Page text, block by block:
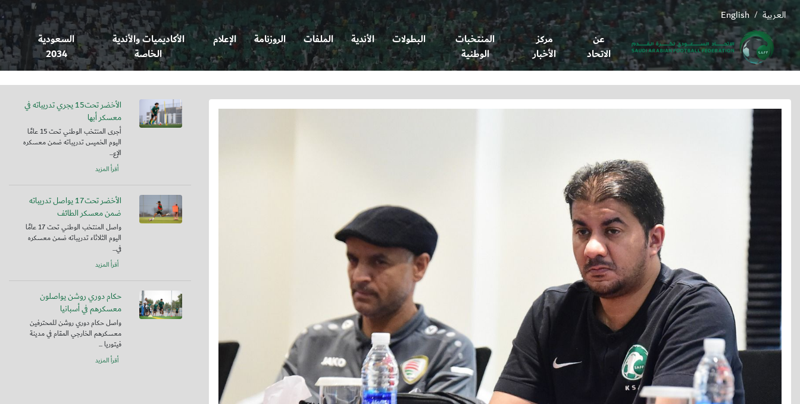
English / العربية
عن
الاتحاد
مركز
الأخبار
المنتخبات
الوطنية
البطولات الأندية الملفات الروزنامة الإعلام
الأكاديميات والأندية
الخاصة
السعودية
2034
الأخضر تحت15 يجري تدريباته في
معسكر أبها
أجرى المنتخب الوطني تحت 15 عامًا
اليوم الخميس تدريباته ضمن معسكره
الإع...
أقرأ المزيد
الأخضر تحت17 يواصل تدريباته
ضمن معسكر الطائف
واصل المنتخب الوطني تحت 17 عامًا
اليوم الثلاثاء تدريباته ضمن معسكره
في...
أقرأ المزيد
حكام دوري روشن يواصلون
معسكرهم في أسبانيا
واصل حكام دوري روشن للمحترفين
معسكرهم الخارجي المقام في مدينة
فيتوريا ...
أقرأ المزيد